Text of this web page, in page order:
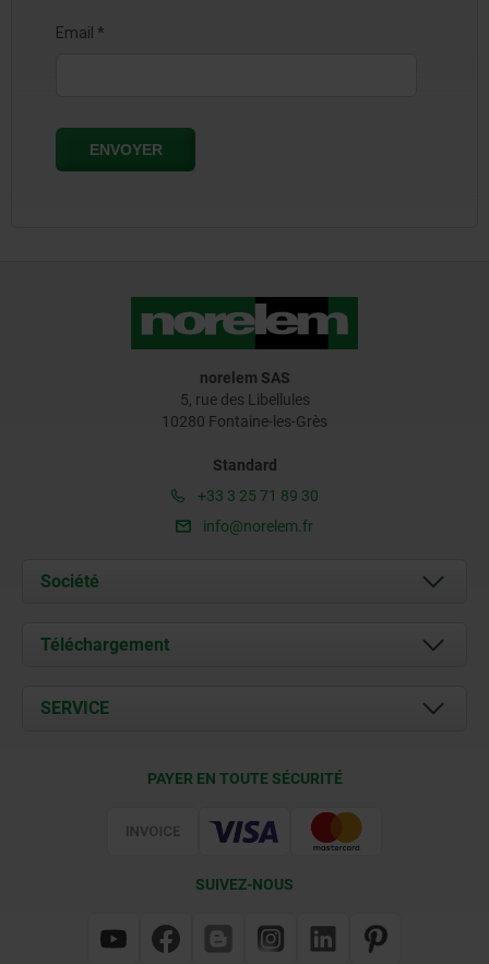
norelem SAS
5, rue des Libellules
10280 Fontaine-les-Grès
Standard
+33 3 25 71 89 30
info@norelem.fr
Société
À propos de nous
Contact
Téléchargement
Documents
SERVICE
PAYER EN TOUTE SÉCURITÉ
SUIVEZ-NOUS